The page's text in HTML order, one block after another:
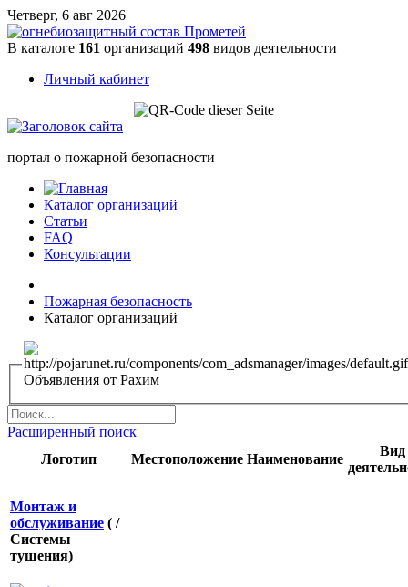
Четверг, 6 авг 2026
В каталоге 161 организаций 498 видов деятельности
Личный кабинет
портал о пожарной безопасности
Каталог организаций
Статьи
FAQ
Консультации
Пожарная безопасность
Каталог организаций
Объявления от Рахим
Расширенный поиск
Логотип
Местоположение Наименование
Вид
Монтаж и
обслуживание ( /
Системы
тушения)